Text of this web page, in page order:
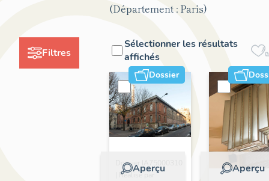
Filtres
(Département : Paris)
Sélectionner les résultats
affichés
Dossier
Aperçu
Dossier IA75000310
| Réalisé par
Aperçu